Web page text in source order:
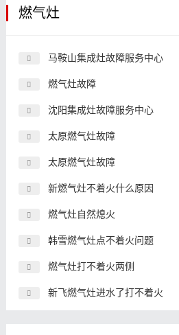
燃气灶
马鞍山集成灶故障服务中心
燃气灶故障
沈阳集成灶故障服务中心
太原燃气灶故障
太原燃气灶故障
新燃气灶不着火什么原因
燃气灶自然熄火
韩雪燃气灶点不着火问题
燃气灶打不着火两侧
新飞燃气灶进水了打不着火